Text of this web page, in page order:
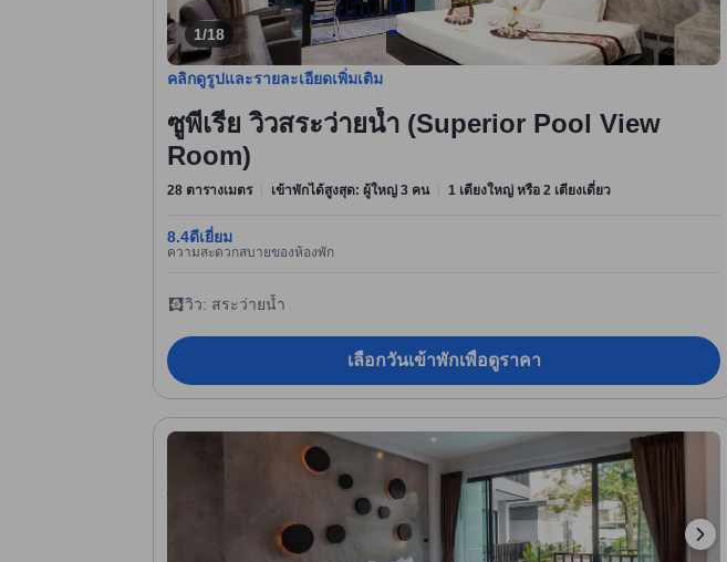
1/18
คลิกดูรูปและรายละเอียดเพิ่มเติม
ซูพีเรีย วิวสระว่ายน้ำ (Superior Pool View
Room)
28 ตารางเมตร เข้าพักได้สูงสุด: ผู้ใหญ่ 3 คน 1 เตียงใหญ่ หรือ 2 เตียงเดี่ยว
8.4ดีเยี่ยม
ความสะดวกสบายของห้องพัก
วิว: สระว่ายน้ำ
เลือกวันเข้าพักเพื่อดูราคา